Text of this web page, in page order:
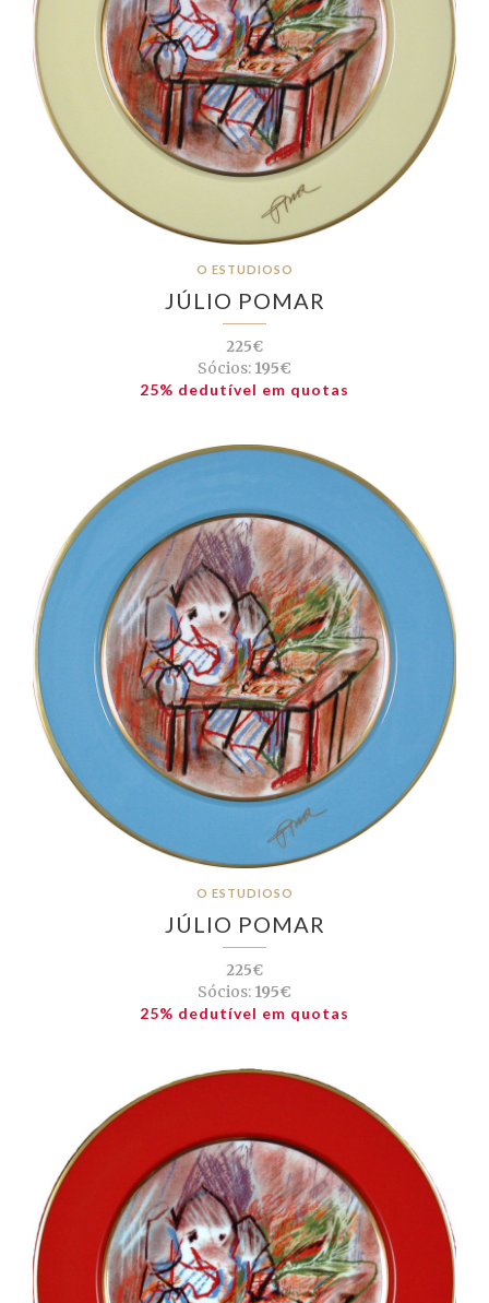
O ESTUDIOSO
JÚLIO POMAR
225€
Sócios: 195€
25% dedutível em quotas
O ESTUDIOSO
JÚLIO POMAR
225€
Sócios: 195€
25% dedutível em quotas